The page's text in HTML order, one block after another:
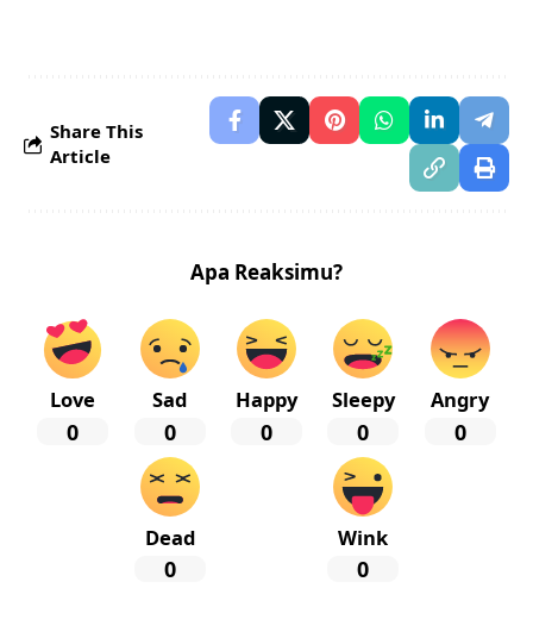
Share This
Article
Apa Reaksimu?
Love
0
Sad
0
Happy
0
Sleepy
0
Angry
0
Dead
0
Wink
0